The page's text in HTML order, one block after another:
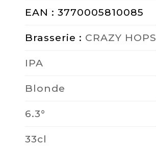
EAN : 3770005810085
Brasserie : CRAZY HOPS
IPA
Blonde
6.3°
33cl